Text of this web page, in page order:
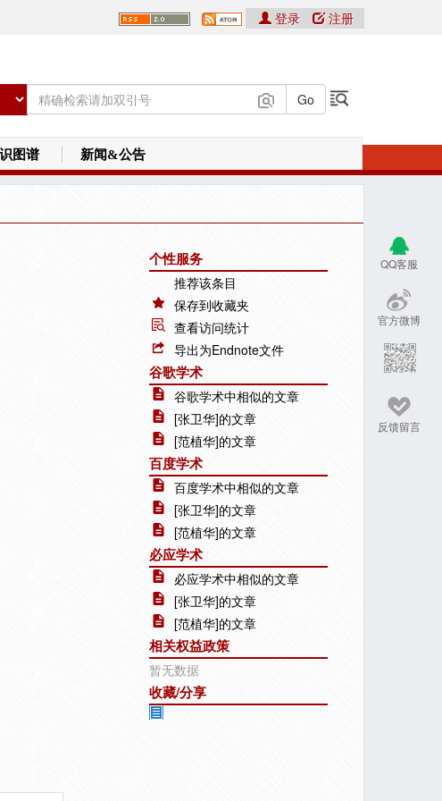
登录 注册
图谱 新闻&公告
QQ客服
官方微博
反馈留言
个性服务
推荐该条目
保存到收藏夹
查看访问统计
导出为Endnote文件
谷歌学术
谷歌学术中相似的文章
[张卫华]的文章
[范植华]的文章
百度学术
百度学术中相似的文章
[张卫华]的文章
[范植华]的文章
必应学术
必应学术中相似的文章
[张卫华]的文章
[范植华]的文章
相关权益政策
暂无数据
收藏/分享